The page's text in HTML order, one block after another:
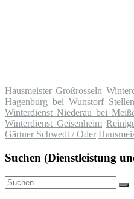
Hausmeister Großrosseln
Hagenburg bei Wunstorf
Winterdienst Niederau bei
Winterdienst Geisenheim
Gärtner Schwedt / Oder
Suchen (Dienstleistung
Suche
nach: